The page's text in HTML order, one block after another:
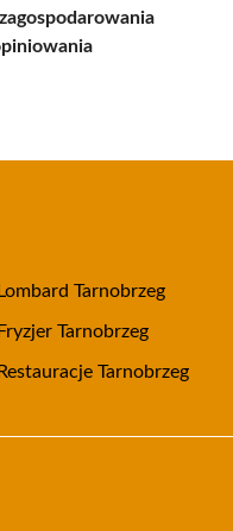
Lombard Tarnobrzeg
Fryzjer Tarnobrzeg
Restauracje Tarnobrzeg